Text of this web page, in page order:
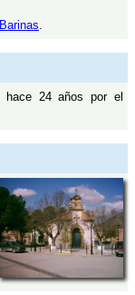
Barinas.
hace 24 años por el